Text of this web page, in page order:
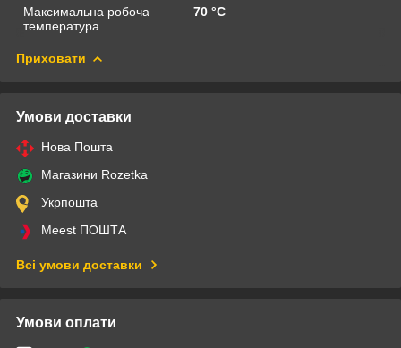
Максимальна робоча
температура
70 °С
Приховати
Умови доставки
Нова Пошта
Магазини Rozetka
Укрпошта
Meest ПОШТА
Всі умови доставки
Умови оплати